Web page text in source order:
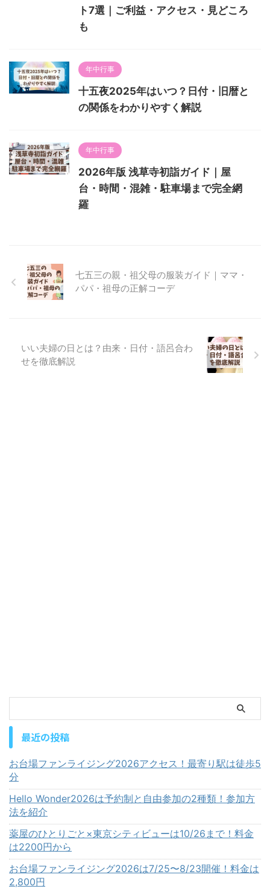
ト7選｜ご利益・アクセス・見どころ
も
年中行事
十五夜2025年はいつ？日付・旧暦と
の関係をわかりやすく解説
年中行事
2026年版 浅草寺初詣ガイド｜屋
台・時間・混雑・駐車場まで完全網
羅
七五三の親・祖父母の服装ガイド｜ママ・
パパ・祖母の正解コーデ
いい夫婦の日とは？由来・日付・語呂合わ
せを徹底解説
最近の投稿
お台場ファンライジング2026アクセス！最寄り駅は徒歩5
分
Hello Wonder2026は予約制と自由参加の2種類！参加方
法を紹介
薬屋のひとりごと×東京シティビューは10/26まで！料金
は2200円から
お台場ファンライジング2026は7/25〜8/23開催！料金は
2,800円